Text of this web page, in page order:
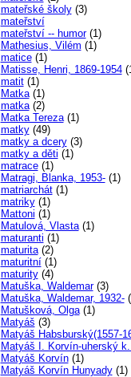
mateřské školy(3)
mateřství
mateřství -- humor(1)
Mathesius, Vilém (1)
matice(1)
Matisse, Henri, 1869-1954
matit(1)
Matka(1)
matka(2)
Matka Tereza(1)
matky(49)
matky a dcery(3)
matky a děti (1)
matrace(1)
Matragi, Blanka, 1953-(1)
matriarchát(1)
matriky(1)
Mattoni (1)
Matulová, Vlasta(1)
maturanti (1)
maturita(2)
maturitní(1)
maturity(4)
Matuška, Waldemar(3)
Matuška, Waldemar, 1932-
Matušková, Olga(1)
Matyáš (3)
Matyáš Habsburský(1557-
Matyáš I. Korvín-uherský
Matyáš Korvín(1)
Matyáš Korvín Hunyady(1)